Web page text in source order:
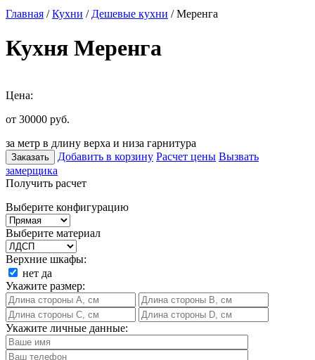
Главная /Кухни / Дешевые кухни / Меренга
Кухня Меренга
Цена:
от 30000 руб.
за метр в длину верха и низа гарнитура
Заказать Добавить в корзину Расчет цены Вызвать
замерщика
Получить расчет
Выберите конфигурацию
Выберите материал
Верхние шкафы:
нет да
Укажите размер:
Укажите личные данные: